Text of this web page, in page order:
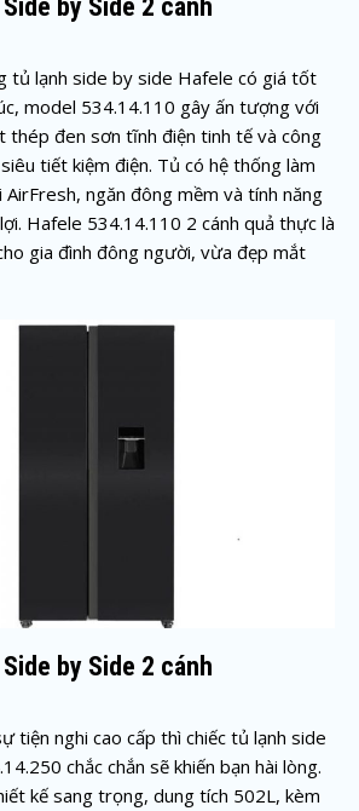
Side by Side 2 cánh
tủ lạnh side by side Hafele có giá tốt
model 534.14.110 gây ấn tượng với
thép đen sơn tĩnh điện tinh tế và công
tiết kiệm điện. Tủ có hệ thống làm
AirFresh, ngăn đông mềm và tính năng
Hafele 534.14.110 2 cánh quả thực là
gia đình đông người, vừa đẹp mắt
by Side 2 cánh
tiện nghi cao cấp thì chiếc tủ lạnh side
chắc chắn sẽ khiến bạn hài lòng.
kế sang trọng, dung tích 502L, kèm